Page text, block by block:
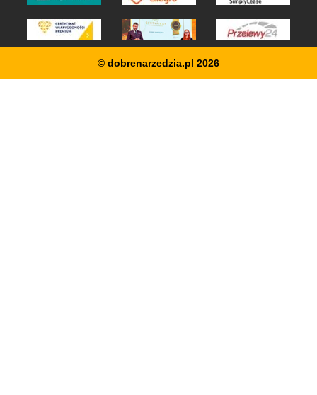
© dobrenarzedzia.pl 2026